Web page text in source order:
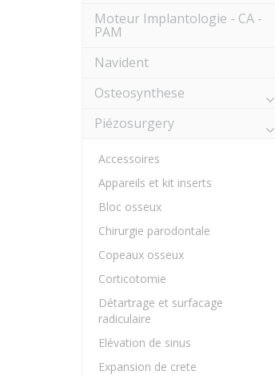
Moteur Implantologie - CA -
PAM
Navident
Osteosynthese
Piézosurgery
Accessoires
Appareils et kit inserts
Bloc osseux
Chirurgie parodontale
Copeaux osseux
Corticotomie
Détartrage et surfacage
radiculaire
Elévation de sinus
Expansion de crete